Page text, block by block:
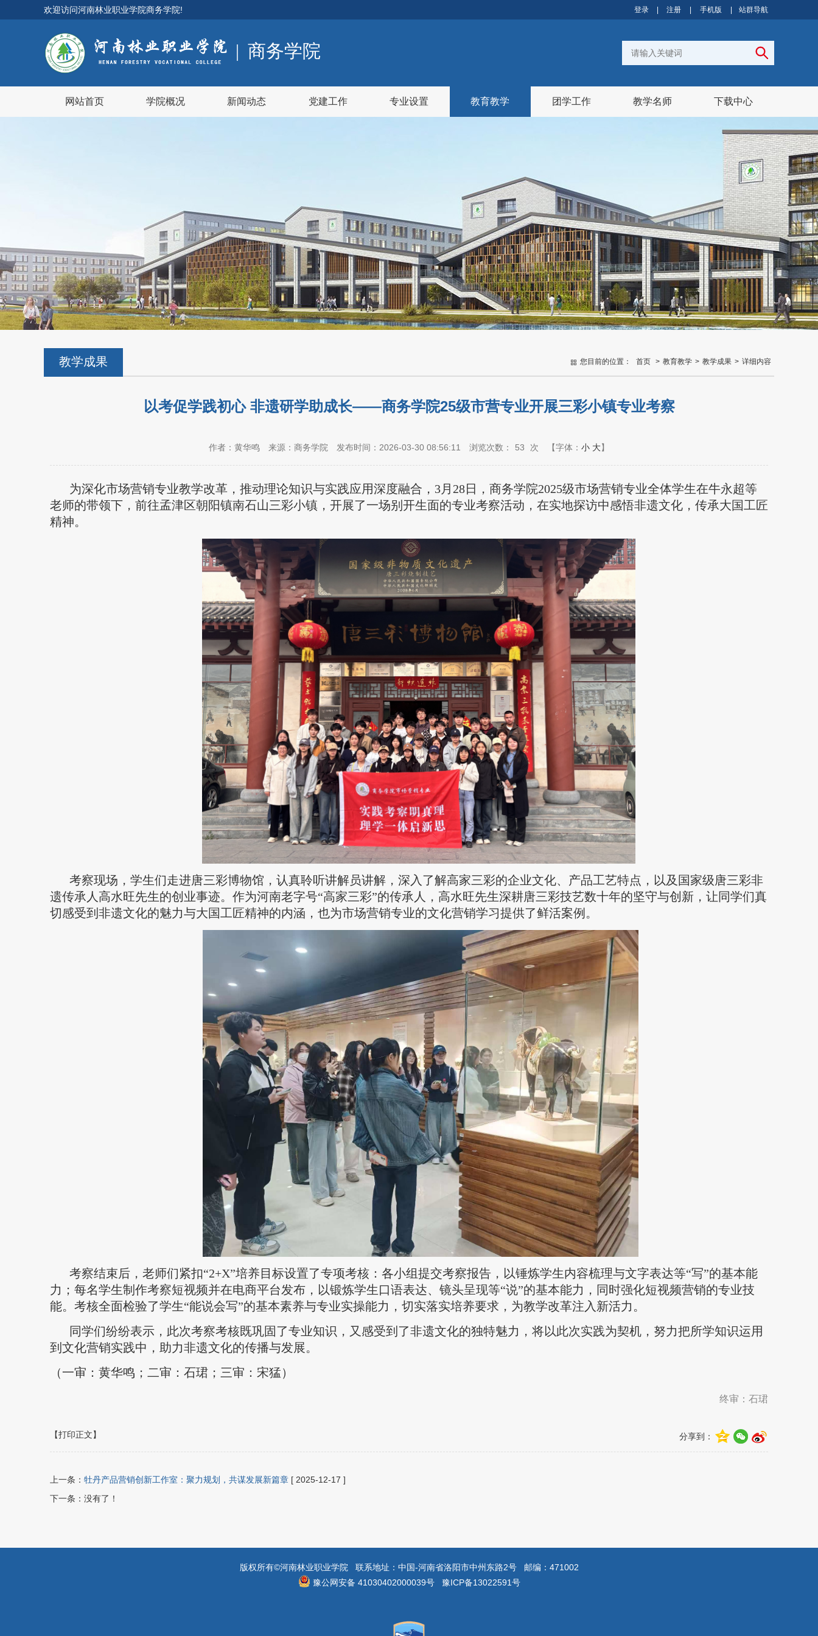
欢迎访问河南林业职业学院商务学院! 登录 注册 手机版 站群导航
| 商务学院
网站首页 学院概况 新闻动态 党建工作 专业设置 教育教学 团学工作 教学名师 下载中心
您目前的位置： 首页 > 教育教学 > 教学成果 > 详细内容
教学成果
以考促学践初心 非遗研学助成长——商务学院25级市营专业开展三彩小镇专业考察
作者：黄华鸣 来源：商务学院 发布时间：2026-03-30 08:56:11 浏览次数： 53 次 【字体： 小 大】
为深化市场营销专业教学改革，推动理论知识与实践应用深度融合，3月28日，商务学院2025级市场营销专业全体学生在牛永超等
老师的带领下，前往孟津区朝阳镇南石山三彩小镇，开展了一场别开生面的专业考察活动，在实地探访中感悟非遗文化，传承大国工匠
精神。
考察现场，学生们走进唐三彩博物馆，认真聆听讲解员讲解，深入了解高家三彩的企业文化、产品工艺特点，以及国家级唐三彩非
遗传承人高水旺先生的创业事迹。作为河南老字号“高家三彩”的传承人，高水旺先生深耕唐三彩技艺数十年的坚守与创新，让同学们真
切感受到非遗文化的魅力与大国工匠精神的内涵，也为市场营销专业的文化营销学习提供了鲜活案例。
考察结束后，老师们紧扣“2+X”培养目标设置了专项考核：各小组提交考察报告，以锤炼学生内容梳理与文字表达等“写”的基本能
力；每名学生制作考察短视频并在电商平台发布，以锻炼学生口语表达、镜头呈现等“说”的基本能力，同时强化短视频营销的专业技
能。考核全面检验了学生“能说会写”的基本素养与专业实操能力，切实落实培养要求，为教学改革注入新活力。
同学们纷纷表示，此次考察考核既巩固了专业知识，又感受到了非遗文化的独特魅力，将以此次实践为契机，努力把所学知识运用
到文化营销实践中，助力非遗文化的传播与发展。
（一审：黄华鸣；二审：石珺；三审：宋猛）
终审：石珺
分享到：
【打印正文】
上一条： 牡丹产品营销创新工作室：聚力规划，共谋发展新篇章 [ 2025-12-17 ]
下一条：没有了！
版权所有©河南林业职业学院 联系地址：中国-河南省洛阳市中州东路2号 邮编：471002
豫公网安备 41030402000039号
豫ICP备13022591号